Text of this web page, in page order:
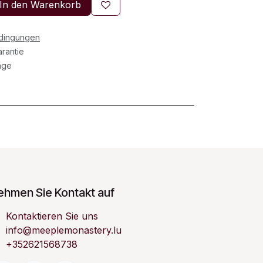
In den Warenkorb
Sie Kontakt auf
Kontaktieren Sie uns
info@meeplemonastery.lu
+352621568738